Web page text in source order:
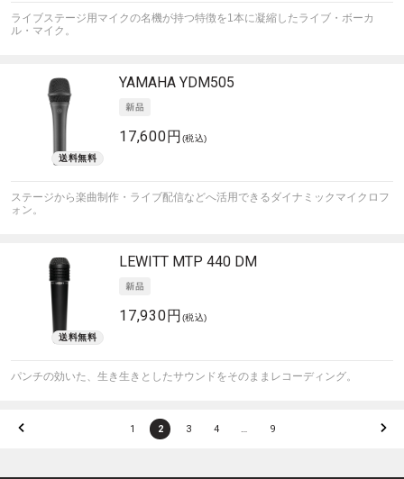
ライブステージ用マイクの名機が持つ特徴を1本に凝縮したライブ・ボーカ
ル・マイク。
YAMAHA YDM505
17,600円 (税込)
ステージから楽曲制作・ライブ配信などへ活用できるダイナミックマイクロフ
ォン。
LEWITT MTP 440 DM
17,930円 (税込)
パンチの効いた、生き生きとしたサウンドをそのままレコーディング。
1 2 3 4 … 9